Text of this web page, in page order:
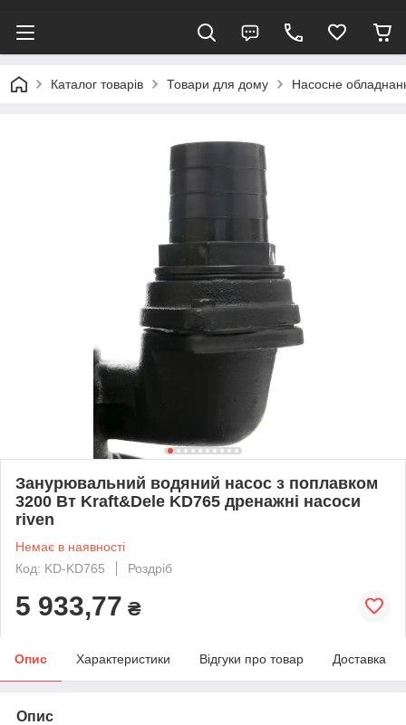
Каталог товарів Товари для дому Насосне
Занурювальний водяний насос з поплавком
3200 Вт Kraft&Dele KD765 дренажні насоси
riven
Немає в наявності
Код: KD-KD765
Роздріб
5 933,77 ₴
Опис Характеристики Відгуки про товар Доставка
Опис